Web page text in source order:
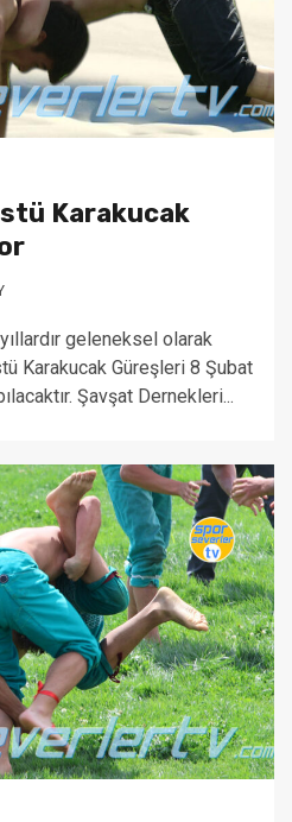
Karakucak
geleneksel olarak
Karakucak Güreşleri 8 Şubat
Şavşat Dernekleri...